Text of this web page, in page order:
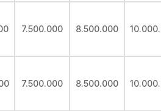
7.500.000 8.500.000
7.500.000 8.500.000